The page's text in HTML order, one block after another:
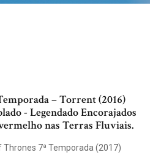
– Torrent (2016)
- Legendado Encorajados
nas Terras Fluviais.
Thrones 7ª Temporada (2017)